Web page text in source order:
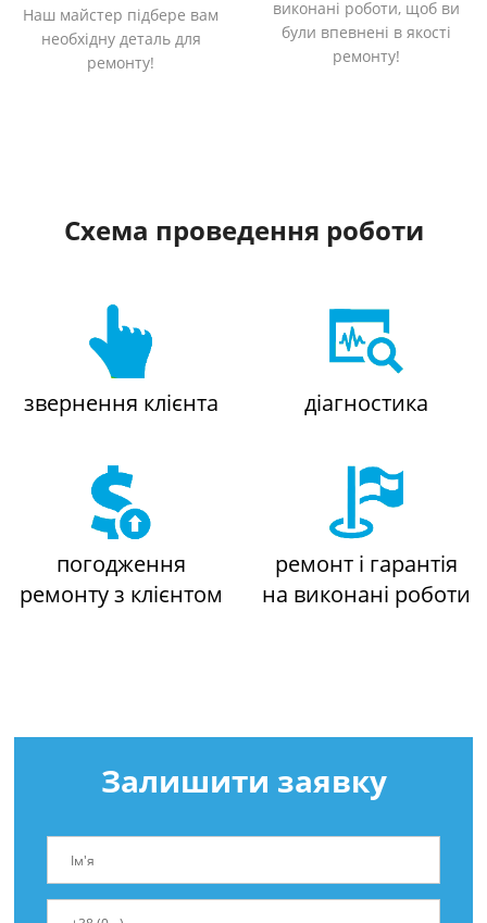
Наш майстер підбере вам
необхідну деталь для
ремонту!
виконані роботи, щоб ви
були впевнені в якості
ремонту!
Схема проведення роботи
звернення клієнта діагностика
погодження
ремонту з клієнтом
ремонт і гарантія
на виконані роботи
Залишити заявку